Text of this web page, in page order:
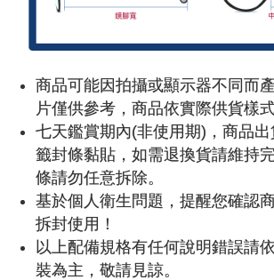
商品可能因拍攝或顯示器不同而
片僅供參考，商品依實際供貨樣
七天鑑賞期內(非使用期)，商品
籤封條黏貼，如需退換貨請維持
條請勿任意拆除。
基於個人衛生問題，提醒您確認
拆封使用！
以上配備規格有任何說明錯誤請
裝為主，敬請見諒。